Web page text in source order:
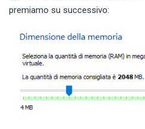
premiamo su successivo: